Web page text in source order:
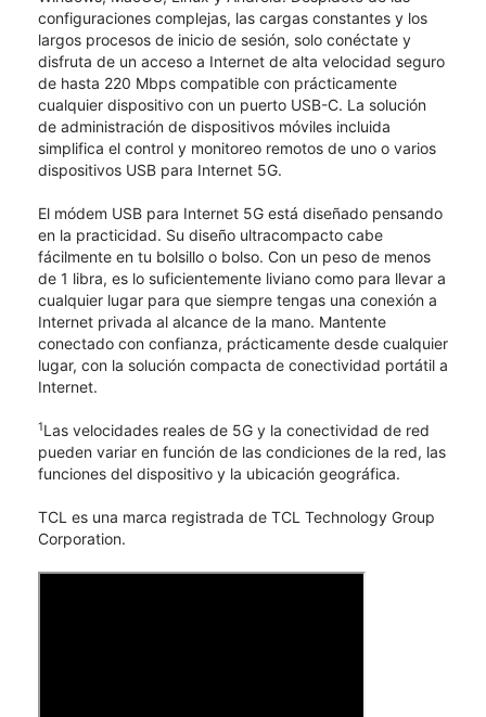
configuraciones complejas, las cargas constantes y los
largos procesos de inicio de sesión, solo conéctate y
disfruta de un acceso a Internet de alta velocidad seguro
de hasta 220 Mbps compatible con prácticamente
cualquier dispositivo con un puerto USB-C. La solución
de administración de dispositivos móviles incluida
simplifica el control y monitoreo remotos de uno o varios
dispositivos USB para Internet 5G.
El módem USB para Internet 5G está diseñado pensando
en la practicidad. Su diseño ultracompacto cabe
fácilmente en tu bolsillo o bolso. Con un peso de menos
de 1 libra, es lo suficientemente liviano como para llevar a
cualquier lugar para que siempre tengas una conexión a
Internet privada al alcance de la mano. Mantente
conectado con confianza, prácticamente desde cualquier
lugar, con la solución compacta de conectividad portátil a
Internet.
1Las velocidades reales de 5G y la conectividad de red
pueden variar en función de las condiciones de la red, las
funciones del dispositivo y la ubicación geográfica.
TCL​​​​​​​ es una marca registrada de TCL Technology Group
Corporation.